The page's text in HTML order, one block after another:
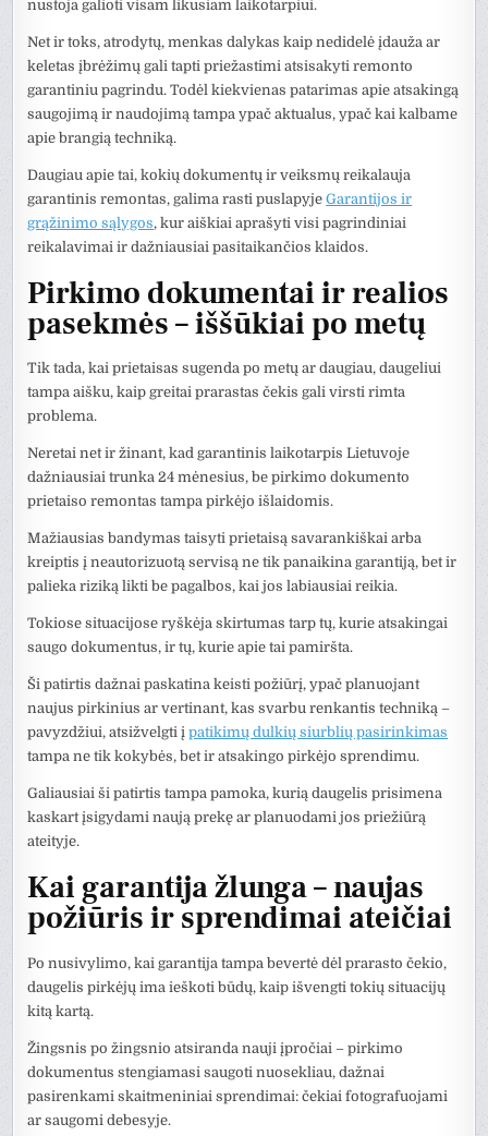
nustoja galioti visam likusiam laikotarpiui.
Net ir toks, atrodytų, menkas dalykas kaip nedidelė įdauža ar
keletas įbrėžimų gali tapti priežastimi atsisakyti remonto
garantiniu pagrindu. Todėl kiekvienas patarimas apie atsakingą
saugojimą ir naudojimą tampa ypač aktualus, ypač kai kalbame
apie brangią techniką.
Daugiau apie tai, kokių dokumentų ir veiksmų reikalauja
garantinis remontas, galima rasti puslapyjeGarantijos ir
grąžinimo sąlygos, kur aiškiai aprašyti visi pagrindiniai
reikalavimai ir dažniausiai pasitaikančios klaidos.
Pirkimo dokumentai ir realios
pasekmės – iššūkiai po metų
Tik tada, kai prietaisas sugenda po metų ar daugiau, daugeliui
tampa aišku, kaip greitai prarastas čekis gali virsti rimta
problema.
Neretai net ir žinant, kad garantinis laikotarpis Lietuvoje
dažniausiai trunka 24 mėnesius, be pirkimo dokumento
prietaiso remontas tampa pirkėjo išlaidomis.
Mažiausias bandymas taisyti prietaisą savarankiškai arba
kreiptis į neautorizuotą servisą ne tik panaikina garantiją, bet ir
palieka riziką likti be pagalbos, kai jos labiausiai reikia.
Tokiose situacijose ryškėja skirtumas tarp tų, kurie atsakingai
saugo dokumentus, ir tų, kurie apie tai pamiršta.
Ši patirtis dažnai paskatina keisti požiūrį, ypač planuojant
naujus pirkinius ar vertinant, kas svarbu renkantis techniką –
pavyzdžiui, atsižvelgti įpatikimų dulkių siurblių pasirinkimas
tampa ne tik kokybės, bet ir atsakingo pirkėjo sprendimu.
Galiausiai ši patirtis tampa pamoka, kurią daugelis prisimena
kaskart įsigydami naują prekę ar planuodami jos priežiūrą
ateityje.
Kai garantija žlunga – naujas
požiūris ir sprendimai ateičiai
Po nusivylimo, kai garantija tampa bevertė dėl prarasto čekio,
daugelis pirkėjų ima ieškoti būdų, kaip išvengti tokių situacijų
kitą kartą.
Žingsnis po žingsnio atsiranda nauji įpročiai – pirkimo
dokumentus stengiamasi saugoti nuosekliau, dažnai
pasirenkami skaitmeniniai sprendimai: čekiai fotografuojami
ar saugomi debesyje.